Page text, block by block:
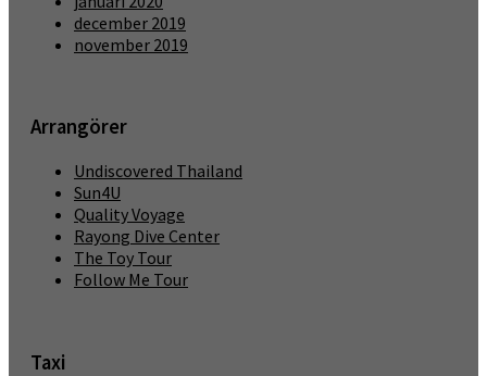
december 2019
november 2019
Arrangörer
Undiscovered Thailand
Sun4U
Quality Voyage
Rayong Dive Center
The Toy Tour
Follow Me Tour
Taxi